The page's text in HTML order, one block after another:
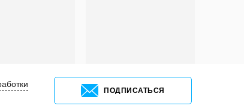
ПОДПИСАТЬСЯ